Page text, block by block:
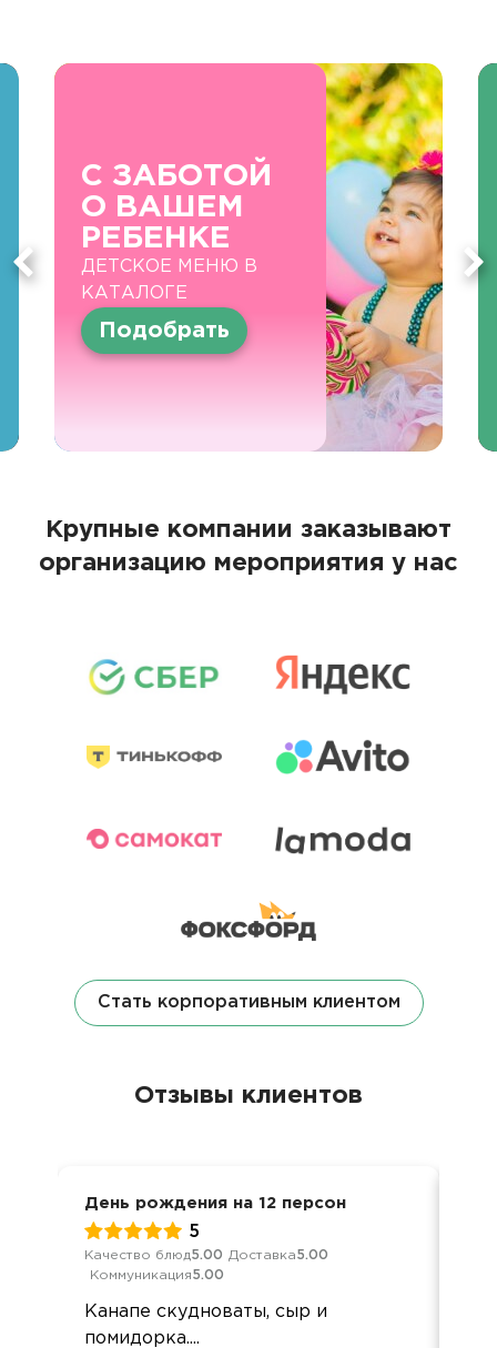
С ЗАБОТОЙ
О ВАШЕМ
РЕБЕНКЕ
ДЕТСКОЕ МЕНЮ В
КАТАЛОГЕ
Подобрать
Крупные компании заказывают
организацию мероприятия у нас
Стать корпоративным клиентом
Отзывы клиентов
День рождения на 12 персон
5
Качество блюд5.00 Доставка5.00
Коммуникация5.00
Канапе скудноваты, сыр и
помидорка....